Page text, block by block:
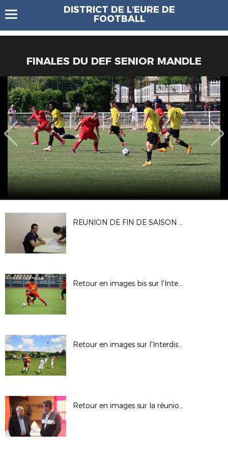
DISTRICT DE L'EURE DE
FOOTBALL
FINALES DU DEF SENIOR MANDLE
REUNION DE FIN DE SAISON DES ARBITRES
Retour en images bis sur l'Interdistrict U13
Retour en images sur l'Interdistrict U13
Retour en images sur la réunion d'EPEGARD